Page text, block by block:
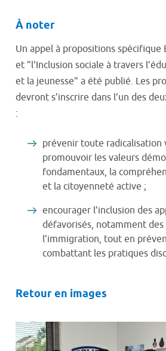
À noter
Un appel à propositions spécifique
et "l'Inclusion sociale à travers l’
et la jeunesse" a été publié. Les
devront s’inscrire dans l’un des
:
prévenir toute radicalisation
promouvoir les valeurs
fondamentaux, la
et la citoyenneté active ;
encourager l’inclusion des
défavorisés, notamment des
l’immigration, tout en
combattant les pratiques
Retour en images